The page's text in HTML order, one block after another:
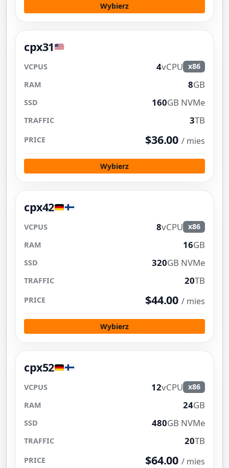
Wybierz
cpx31
4vCPU x86
8GB
160GB NVMe
3TB
$36.00 / mies
Wybierz
cpx42
8vCPU x86
16GB
320GB NVMe
20TB
$44.00 / mies
Wybierz
cpx52
12vCPU x86
24GB
480GB NVMe
20TB
$64.00 / mies